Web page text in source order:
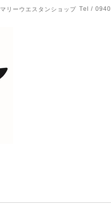
マリーウエスタンショップ Tel /